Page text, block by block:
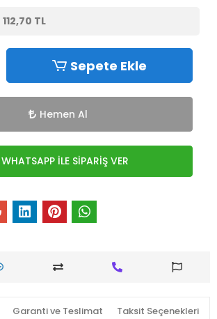
112,70 TL
Sepete Ekle
Hemen Al
WHATSAPP İLE SİPARİŞ VER
Garanti ve Teslimat Taksit Seçenekleri